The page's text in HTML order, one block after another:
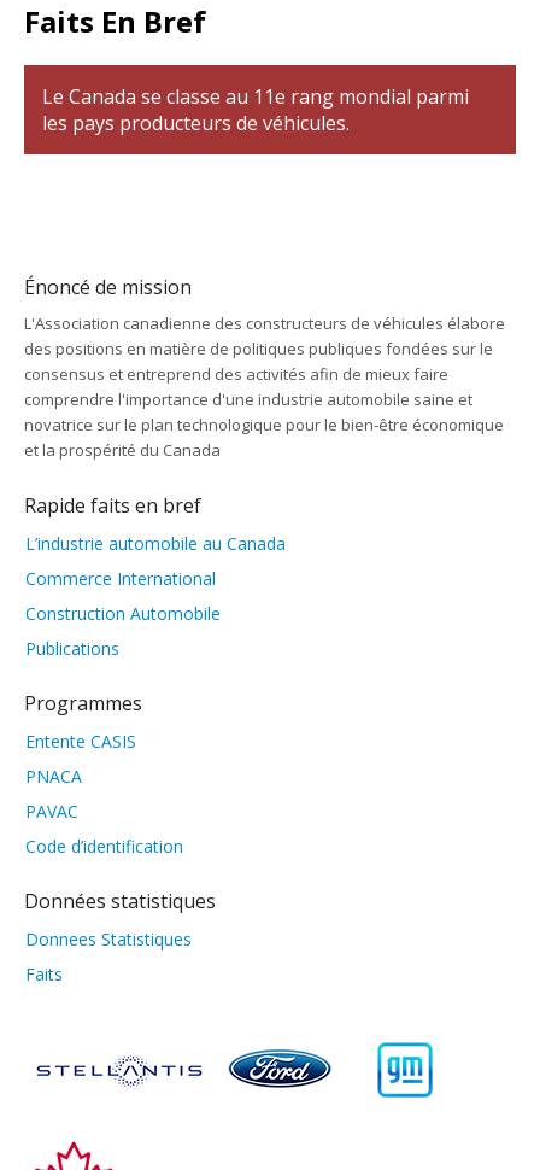
Faits En Bref
Le Canada se classe au 11e rang mondial parmi
les pays producteurs de véhicules.
Énoncé de mission
L'Association canadienne des constructeurs de véhicules élabore
des positions en matière de politiques publiques fondées sur le
consensus et entreprend des activités afin de mieux faire
comprendre l'importance d'une industrie automobile saine et
novatrice sur le plan technologique pour le bien-être économique
et la prospérité du Canada
Rapide faits en bref
L’industrie automobile au Canada
Commerce International
Construction Automobile
Publications
Programmes
Entente CASIS
PNACA
PAVAC
Code d’identification
Données statistiques
Donnees Statistiques
Faits